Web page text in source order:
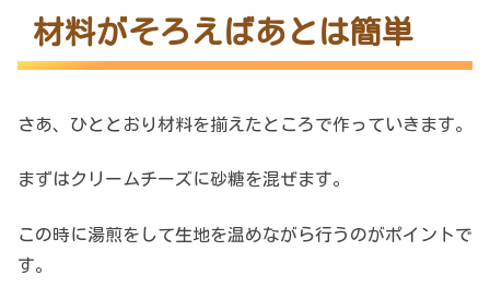
材料がそろえばあとは簡単
さあ、ひととおり材料を揃えたところで作っていきます。
まずはクリームチーズに砂糖を混ぜます。
この時に湯煎をして生地を温めながら行うのがポイントで
す。